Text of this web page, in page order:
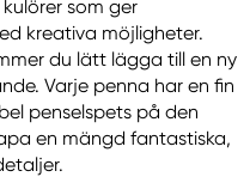
som ger
kreativa möjligheter.
du lätt lägga till en ny
Varje penna har en fin
penselspets på den
en mängd fantastiska,